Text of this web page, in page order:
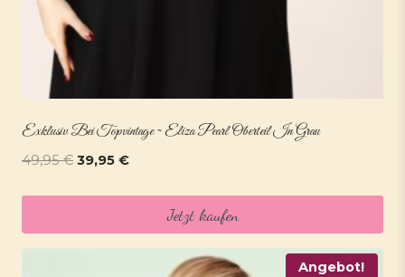
Exklusiv Bei Topvintage ~ Eliza Pearl Oberteil In Grau
49,95€ Ursprünglicher
war:
39,95 €Aktueller
ist:
39,95 €.Jetzt kaufen
Angebot!